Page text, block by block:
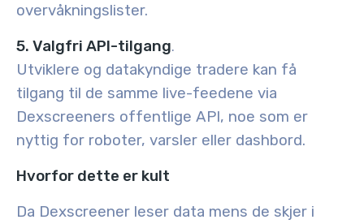
overvåkningslister.
5. Valgfri API-tilgang.
Utviklere og datakyndige tradere kan få
tilgang til de samme live-feedene via
Dexscreeners offentlige API, noe som er
nyttig for roboter, varsler eller dashbord.
Hvorfor dette er kult
Da Dexscreener leser data mens de skjer i